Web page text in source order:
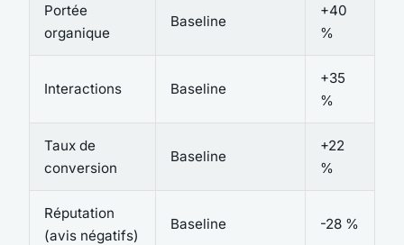
Portée
organique
Baseline
+40
%
Interactions Baseline
+35
%
Taux de
conversion
Baseline
+22
%
Réputation
(avis négatifs)
Baseline -28 %